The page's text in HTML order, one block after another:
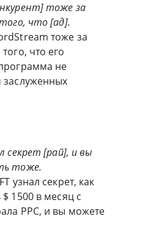
тоже за
что [ад].
тоже за
что его
не
заслуженных
секрет [рай], и вы
тоже.
узнал секрет, как
1500 в месяц с
PPC, и вы можете